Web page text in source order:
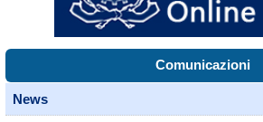
Comunicazioni
News